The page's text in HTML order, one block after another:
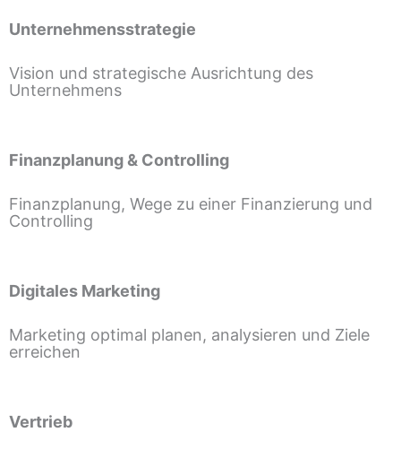
Unternehmensstrategie
Vision und strategische Ausrichtung des
Unternehmens
Finanzplanung & Controlling
Finanzplanung, Wege zu einer Finanzierung und
Controlling
Digitales Marketing
Marketing optimal planen, analysieren und Ziele
erreichen
Vertrieb